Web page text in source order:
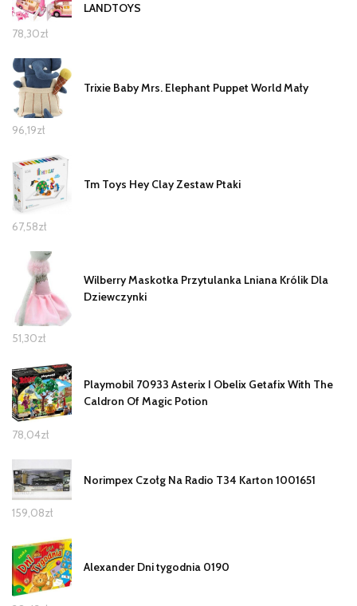
LANDTOYS
78,30zł
Trixie Baby Mrs. Elephant Puppet World Mały
96,19zł
Tm Toys Hey Clay Zestaw Ptaki
67,58zł
Wilberry Maskotka Przytulanka Lniana Królik Dla
Dziewczynki
51,30zł
Playmobil 70933 Asterix I Obelix Getafix With The
Caldron Of Magic Potion
78,04zł
Norimpex Czołg Na Radio T34 Karton 1001651
159,08zł
Alexander Dni tygodnia 0190